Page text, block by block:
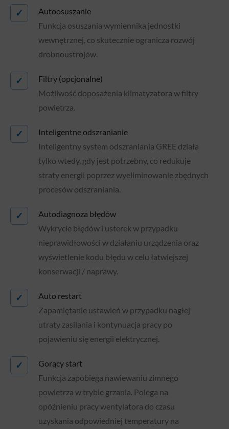
✓
Autoosuszanie
Funkcja osuszania wymiennika jednostki
wewnętrznej, co skutecznie ogranicza rozwój
drobnoustrojów.
✓
Filtry (opcjonalne)
Możliwość doposażenia klimatyzatora w filtry
powietrza.
✓
Inteligentne odszranianie
Inteligentny system odszraniania GREE działa
tylko wtedy, gdy jest potrzebny, co redukuje
straty energii poprzez wyeliminowanie zbędnych
procesów odszraniania.
✓
Autodiagnoza błędów
Wykrycie błędów i usterek w przypadku
nieprawidłowości w działaniu urządzenia oraz
wyświetlenie kodu błędu w celu łatwiejszej
konserwacji / naprawy.
✓
Auto restart
Zapamiętanie ustawień w przypadku nagłej
utraty zasilania i kontynuacja pracy po
pojawieniu się energii elektrycznej.
✓
Gorący start
Funkcja zapobiega nawiewaniu zimnego
powietrza w trybie grzania. Polega na
opóźnieniu pracy wentylatora do czasu
uzyskania odpowiedniej temperatury na